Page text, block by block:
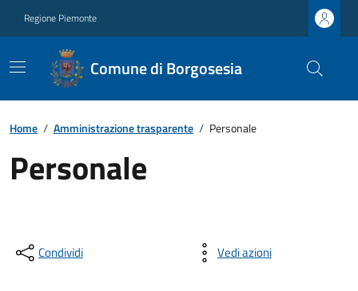
Regione Piemonte
Comune di Borgosesia
Home / Amministrazione trasparente / Personale
Personale
Condividi Vedi azioni